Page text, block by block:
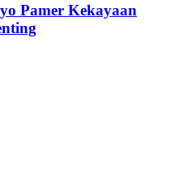
Pamer Kekayaan